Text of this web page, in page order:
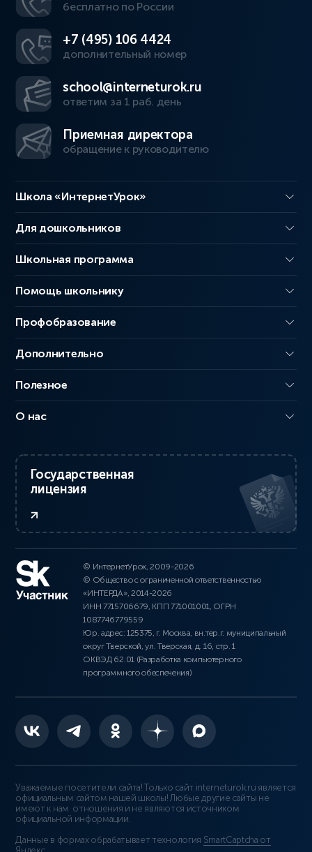
бесплатно по России
+7 (495) 106 4424
дополнительный номер
school@interneturok.ru
ответим за 1 раб. день
Приемная директора
обращение к руководителю
Школа «ИнтернетУрок»
Для дошкольников
Школьная программа
Помощь школьнику
Профобразование
Дополнительно
Полезное
О нас
Государственная
лицензия
© ИнтернетУрок, 2009-2026
© Общество с ограниченной ответственностью
«ИНТЕРДА», 2014-2026
ИНН 7715706679, КПП 771001001, ОГРН
1087746779559
Юр. адрес: 125375, г. Москва, вн.тер.г. муниципальный
округ Тверской, ул. Тверская, д. 16, стр. 1
ОКВЭД 62.01 (Разработка компьютерного
программного обеспечения)
Уважаемые посетители сайта! Только сайт interneturok.ru является
официальным сайтом нашей школы! Любые другие сайты не
имеют к нам отношения и не являются источником
официальной информации.
Данные в формах обрабатывает технология SmartCaptcha от